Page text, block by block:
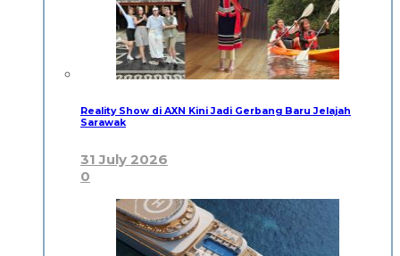
Reality Show di AXN Kini Jadi Gerbang Baru Jelajah
Sarawak
31 July 2026
0